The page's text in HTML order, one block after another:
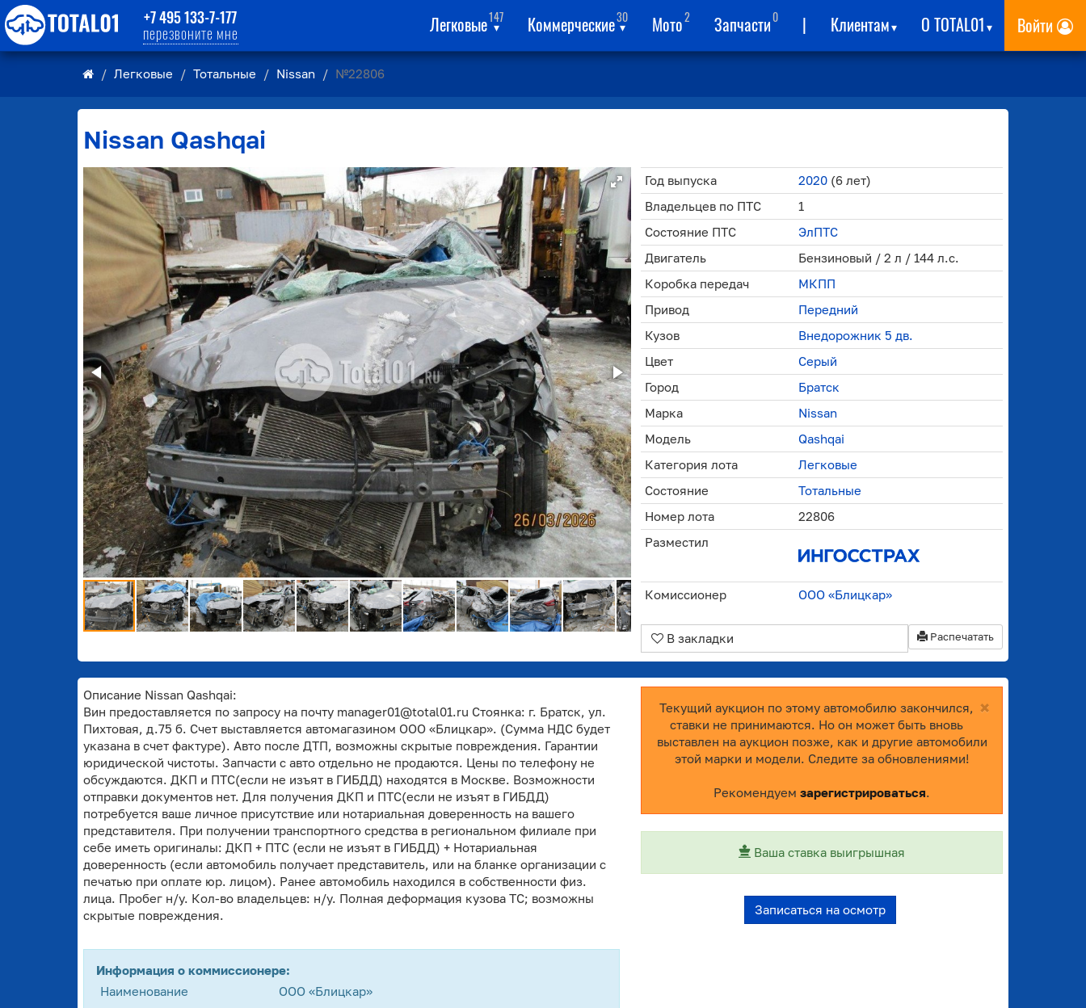
+7 495 133-7-177
перезвоните мне Легковые147
▾ Коммерческие30
▾ Мото2 Запчасти0 | Клиентам▾ О TOTAL01▾ Войти
Легковые Тотальные Nissan №22806
Nissan Qashqai
Год выпуска 2020 (6 лет)
Владельцев по ПТС
1
Состояние ПТС
ЭлПТС
Двигатель
Бензиновый / 2 л / 144 л.с.
Коробка передач
МКПП
Привод
Передний
Кузов
Внедорожник 5 дв.
Цвет
Серый
Город
Братск
Марка
Nissan
Модель
Qashqai
Категория лота
Легковые
Состояние
Тотальные
Номер лота
22806
Разместил
Комиссионер ООО «Блицкар»
Распечатать
В закладки
Описание Nissan Qashqai:
Вин предоставляется по запросу на почту manager01@total01.ru Стоянка: г. Братск, ул.
Пихтовая, д.75 б. Счет выставляется автомагазином ООО «Блицкар». (Сумма НДС будет
указана в счет фактуре). Авто после ДТП, возможны скрытые повреждения. Гарантии
юридической чистоты. Запчасти с авто отдельно не продаются. Цены по телефону не
обсуждаются. ДКП и ПТС(если не изъят в ГИБДД) находятся в Москве. Возможности
отправки документов нет. Для получения ДКП и ПТС(если не изъят в ГИБДД)
потребуется ваше личное присутствие или нотариальная доверенность на вашего
представителя. При получении транспортного средства в региональном филиале при
себе иметь оригиналы: ДКП + ПТС (если не изъят в ГИБДД) + Нотариальная
доверенность (если автомобиль получает представитель, или на бланке организации с
печатью при оплате юр. лицом). Ранее автомобиль находился в собственности физ.
лица. Пробег н/у. Кол-во владельцев: н/у. Полная деформация кузова ТС; возможны
скрытые повреждения.
Информация о коммиссионере:
Наименование
ООО «Блицкар»
×
Текущий аукцион по этому автомобилю закончился,
ставки не принимаются. Но он может быть вновь
выставлен на аукцион позже, как и другие автомобили
этой марки и модели. Следите за обновлениями!
Рекомендуем зарегистрироваться
Ваша ставка выигрышная
Записаться на осмотр